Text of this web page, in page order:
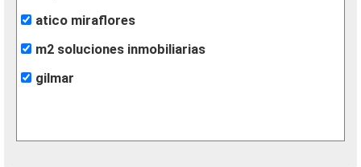
atico miraflores
m2 soluciones inmobiliarias
gilmar